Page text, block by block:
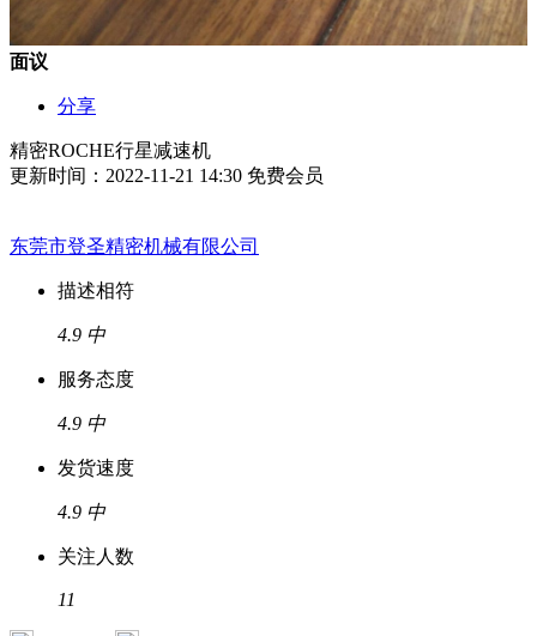
面议
分享
精密ROCHE行星减速机
更新时间：2022-11-21 14:30 免费会员
东莞市登圣精密机械有限公司
描述相符
4.9 中
服务态度
4.9 中
发货速度
4.9 中
关注人数
11